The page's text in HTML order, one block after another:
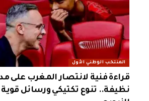
المنتخب الوطني الأول
قراءة فنية لانتصار المغرب على
نظيفة.. تنوع تكتيكي ورسائل قوية